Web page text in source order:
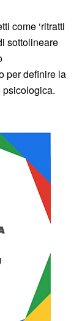
come ‘ritratti
sottolineare
per definire la